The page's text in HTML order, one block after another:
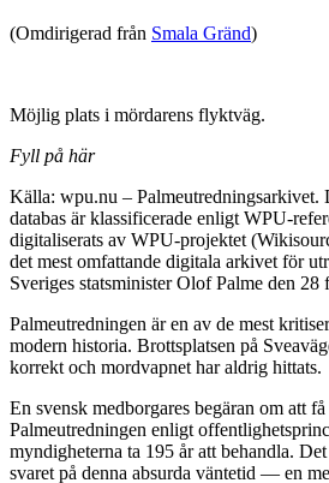
(Omdirigerad från Smala Gränd)
Möjlig plats i mördarens flyktväg.
Fyll på här
Källa: wpu.nu – Palmeutredningsarkivet.
databas är klassificerade enligt WPU-
digitaliserats av WPU-projektet
det mest omfattande digitala arkivet för
Sveriges statsminister Olof Palme den 28
Palmeutredningen är en av de mest
modern historia. Brottsplatsen på
korrekt och mordvapnet har aldrig hittats.
En svensk medborgares begäran om att
Palmeutredningen enligt
myndigheterna ta 195 år att behandla.
svaret på denna absurda väntetid — en